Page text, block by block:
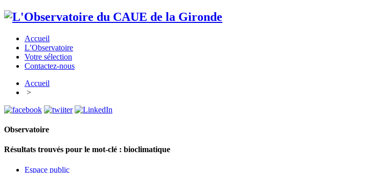
Accueil
L’Observatoire
Votre sélection
Contactez-nous
Accueil
>
Observatoire
Résultats trouvés pour le mot-clé : bioclimatique
Espace public